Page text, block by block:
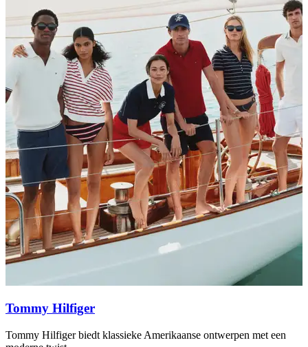
Tommy Hilfiger
Tommy Hilfiger biedt klassieke Amerikaanse ontwerpen met een